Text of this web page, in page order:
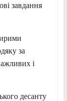
завдання
за
і
десанту